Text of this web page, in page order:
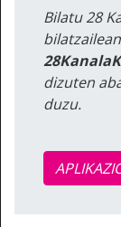
Bilatu 28
dizuten
duzu.